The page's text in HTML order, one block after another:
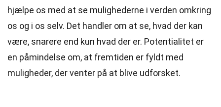
hjælpe os med at se mulighederne i verden omkring
os og i os selv. Det handler om at se, hvad der kan
være, snarere end kun hvad der er. Potentialitet er
en påmindelse om, at fremtiden er fyldt med
muligheder, der venter på at blive udforsket.